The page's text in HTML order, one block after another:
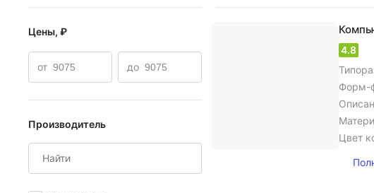
Корпуса matx Корпуса MidiTower Недорогие компьютерные
Цены, ₽
от до
Производитель
4.8
Форм-
Цвет